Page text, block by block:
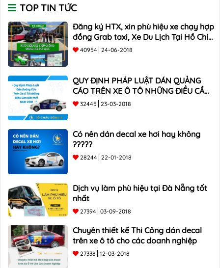
KHÔNG làm nhái làm
giả! Làm đúng pháp luật
do cơ quan cấp nhà nước
cấp phép.Hotline: 090
678 3533
TOP TIN TỨC
Đăng ký HTX, xin phù hiệu xe chạy hợp
đồng Grab taxi, Xe Du Lịch Tại Hồ Chí
Minh Giá Rẻ
40954 24-06-2018
QUY ĐỊNH PHÁP LUẬT DÁN QUẢNG
CÁO TRÊN XE Ô TÔ NHỮNG ĐIỀU CẦN
BIẾT mới nhất 2018 ???
32445 23-03-2018
Có nên dán decal xe hơi hay không
?????
28244 22-01-2018
Dịch vụ làm phù hiệu tại Đà Nẵng tốt
nhất
27394 03-09-2018
Chuyên thiết kế Thi Công dán decal
trên xe ô tô cho các doanh nghiệp
27338 12-03-2018